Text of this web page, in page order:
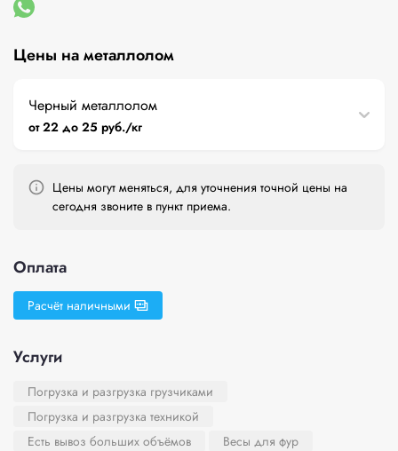
Цены на металлолом
Черный металлолом
от 22 до 25 руб./кг
Цены могут меняться, для уточнения точной цены на
сегодня звоните в пункт приема.
Оплата
Расчёт наличными
Услуги
Погрузка и разгрузка грузчиками
Погрузка и разгрузка техникой
Есть вывоз больших объёмов
Весы для фур